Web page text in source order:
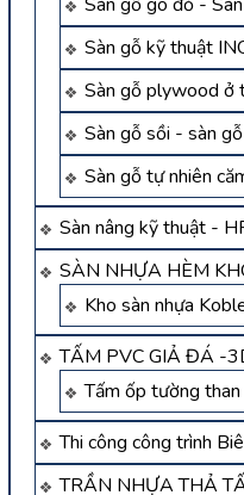
Sàn gỗ kỹ thuật
Sàn gỗ plywood ở
Sàn gỗ sồi - sàn
Sàn gỗ tự nhiên
Sàn nâng kỹ thuật -
SÀN NHỰA HÈM
Kho sàn nhựa
TẤM PVC GIẢ ĐÁ -
Tấm ốp tường
Thi công công trình
TRẦN NHỰA THẢ